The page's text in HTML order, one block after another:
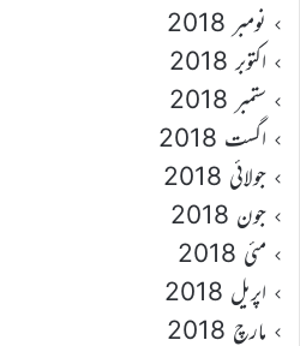
نومبر 2018
اکتوبر 2018
ستمبر 2018
اگست 2018
جولائی 2018
جون 2018
مئی 2018
اپریل 2018
مارچ 2018